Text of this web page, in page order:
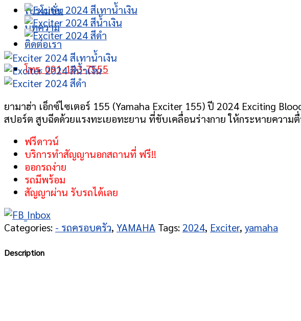
โปรโมชั่น
บทความ
ติดต่อเรา
โทร. 091-103-7555
ยามาฮ่า เอ็กซ์ไซเตอร์ 155 (Yamaha Exciter 155) ปี 2024 Exciting
สปอร์ต สูบฉีดด้วยแรงทะเยอทะยาน ที่ขับเคลื่อนร่างกาย ให้กระหายควา
ฟรีดาวน์
บริการทำสัญญานอกสถานที่ ฟรี!!
ออกรถง่าย
รถมีพร้อม
สัญญาผ่าน รับรถได้เลย
Categories: - รถครอบครัว, YAMAHA Tags: 2024, Exciter, yamaha
Description